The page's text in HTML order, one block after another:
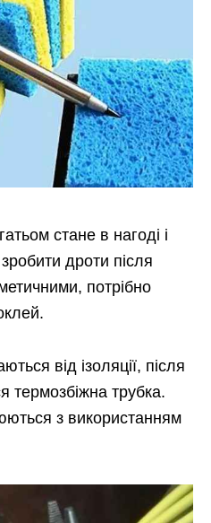
стане в нагоді і
дроти після
потрібно
від ізоляції, після
термозбіжна трубка.
з використанням